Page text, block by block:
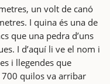
un volt de canó
I quina és una de
que una pedra d’uns
I d’aquí li ve el nom i
i llegendes que
quilos va arribar